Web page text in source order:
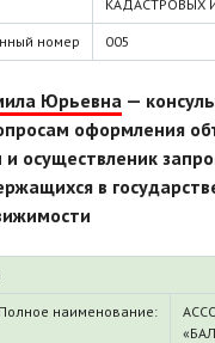
КАДАСТРОВЫХ
номер 005
Юрьевна —
оформления
осуществленик
в
Полное наименование: